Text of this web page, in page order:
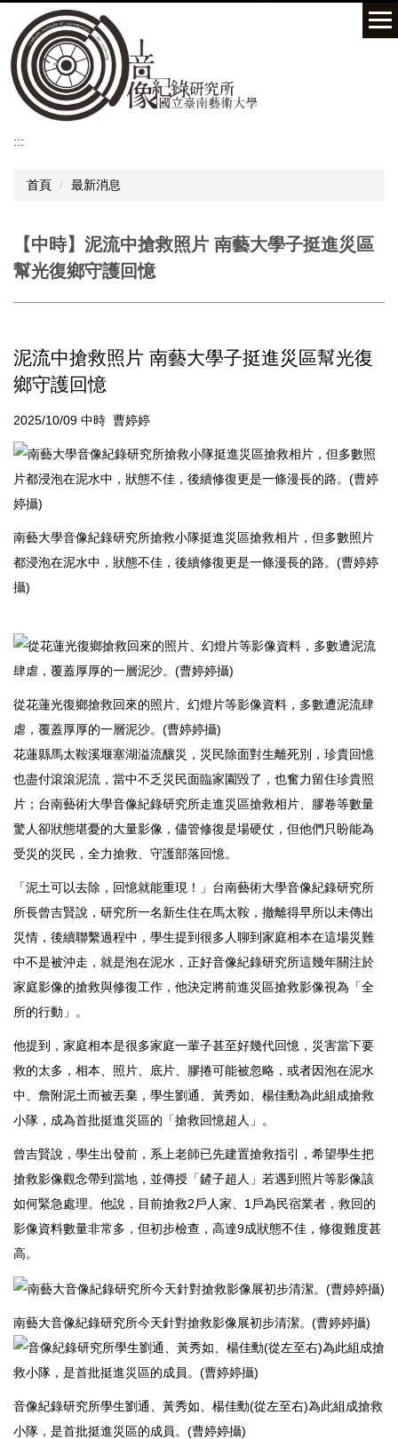
到
主
要
內
:::
首頁 最新消息
【中時】泥流中搶救照片 南藝大學子挺進災區
幫光復鄉守護回憶
泥流中搶救照片 南藝大學子挺進災區幫光復
鄉守護回憶
2025/10/09 中時 曹婷婷
南藝大學音像紀錄研究所搶救小隊挺進災區搶救相片，但多數照片
都浸泡在泥水中，狀態不佳，後續修復更是一條漫長的路。(曹婷婷
攝)
從花蓮光復鄉搶救回來的照片、幻燈片等影像資料，多數遭泥流肆
虐，覆蓋厚厚的一層泥沙。(曹婷婷攝)
花蓮縣馬太鞍溪堰塞湖溢流釀災，災民除面對生離死別，珍貴回憶
也盡付滾滾泥流，當中不乏災民面臨家園毀了，也奮力留住珍貴照
片；台南藝術大學音像紀錄研究所走進災區搶救相片、膠卷等數量
驚人卻狀態堪憂的大量影像，儘管修復是場硬仗，但他們只盼能為
受災的災民，全力搶救、守護部落回憶。
「泥土可以去除，回憶就能重現！」台南藝術大學音像紀錄研究所
所長曾吉賢說，研究所一名新生住在馬太鞍，撤離得早所以未傳出
災情，後續聯繫過程中，學生提到很多人聊到家庭相本在這場災難
中不是被沖走，就是泡在泥水，正好音像紀錄研究所這幾年關注於
家庭影像的搶救與修復工作，他決定將前進災區搶救影像視為「全
所的行動」。
他提到，家庭相本是很多家庭一輩子甚至好幾代回憶，災害當下要
救的太多，相本、照片、底片、膠捲可能被忽略，或者因泡在泥水
中、詹附泥土而被丟棄，學生劉通、黃秀如、楊佳勳為此組成搶救
小隊，成為首批挺進災區的「搶救回憶超人」。
曾吉賢說，學生出發前，系上老師已先建置搶救指引，希望學生把
搶救影像觀念帶到當地，並傳授「鏟子超人」若遇到照片等影像該
如何緊急處理。他說，目前搶救2戶人家、1戶為民宿業者，救回的
影像資料數量非常多，但初步檢查，高達9成狀態不佳，修復難度甚
高。
南藝大音像紀錄研究所今天針對搶救影像展初步清潔。(曹婷婷攝)
音像紀錄研究所學生劉通、黃秀如、楊佳勳(從左至右)為此組成搶救
小隊，是首批挺進災區的成員。(曹婷婷攝)